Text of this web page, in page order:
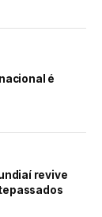
é
revive